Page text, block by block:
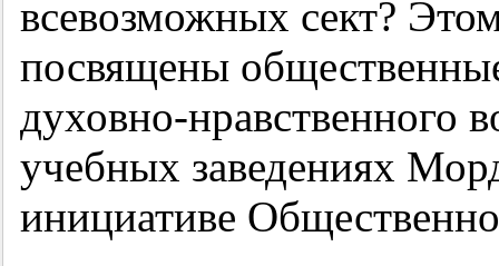
всевозможных сект?
посвящены
духовно-нравственного
учебных заведениях
инициативе